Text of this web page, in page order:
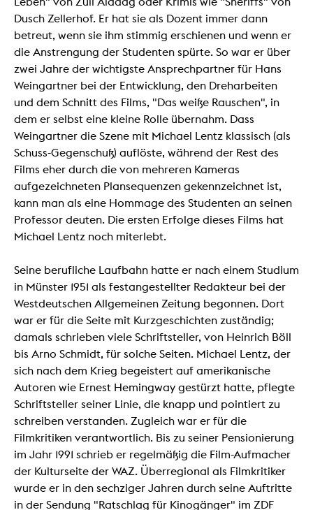
Dusch Zellerhof. Er hat sie als Dozent immer dann
betreut, wenn sie ihm stimmig erschienen und wenn er
die Anstrengung der Studenten spürte. So war er über
zwei Jahre der wichtigste Ansprechpartner für Hans
Weingartner bei der Entwicklung, den Dreharbeiten
und dem Schnitt des Films, "Das weiße Rauschen", in
dem er selbst eine kleine Rolle übernahm. Dass
Weingartner die Szene mit Michael Lentz klassisch (als
Schuss-Gegenschuß) auflöste, während der Rest des
Films eher durch die von mehreren Kameras
aufgezeichneten Plansequenzen gekennzeichnet ist,
kann man als eine Hommage des Studenten an seinen
Professor deuten. Die ersten Erfolge dieses Films hat
Michael Lentz noch miterlebt.
Seine berufliche Laufbahn hatte er nach einem Studium
in Münster 1951 als festangestellter Redakteur bei der
Westdeutschen Allgemeinen Zeitung begonnen. Dort
war er für die Seite mit Kurzgeschichten zuständig;
damals schrieben viele Schriftsteller, von Heinrich Böll
bis Arno Schmidt, für solche Seiten. Michael Lentz, der
sich nach dem Krieg begeistert auf amerikanische
Autoren wie Ernest Hemingway gestürzt hatte, pflegte
Schriftsteller seiner Linie, die knapp und pointiert zu
schreiben verstanden. Zugleich war er für die
Filmkritiken verantwortlich. Bis zu seiner Pensionierung
im Jahr 1991 schrieb er regelmäßig die Film-Aufmacher
der Kulturseite der WAZ. Überregional als Filmkritiker
wurde er in den sechziger Jahren durch seine Auftritte
in der Sendung "Ratschlag für Kinogänger" im ZDF